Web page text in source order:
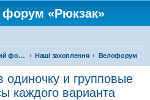
форум «Рюкзак»
Туристичний форум «Рюкзак» Наші захоплення Велофорум
и групповые
каждого варианта